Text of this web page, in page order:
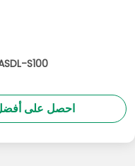
S100
احصل على